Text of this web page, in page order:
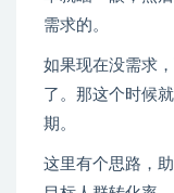
需求的。
如果现在没需求
了。那这个时候
期。
这里有个思路，